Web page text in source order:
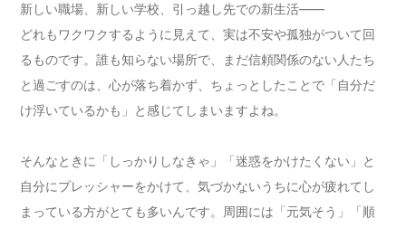
新しい職場、新しい学校、引っ越し先での新生活――
どれもワクワクするように見えて、実は不安や孤独がついて回
るものです。誰も知らない場所で、まだ信頼関係のない人たち
と過ごすのは、心が落ち着かず、ちょっとしたことで「自分だ
け浮いているかも」と感じてしまいますよね。
そんなときに「しっかりしなきゃ」「迷惑をかけたくない」と
自分にプレッシャーをかけて、気づかないうちに心が疲れてし
まっている方がとても多いんです。周囲には「元気そう」「順